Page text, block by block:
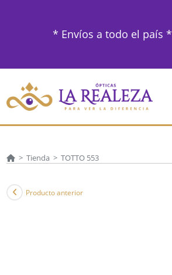
* Envíos a todo el país *
> Tienda > TOTTO 553
Producto anterior